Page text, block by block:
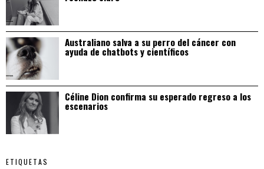
Australiano salva a su perro del cáncer con
ayuda de chatbots y científicos
Céline Dion confirma su esperado regreso a los
escenarios
ETIQUETAS